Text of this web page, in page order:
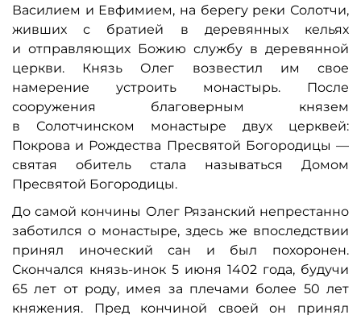
Василием и Евфимием, на берегу реки Солотчи,
живших с братией в деревянных кельях
и отправляющих Божию службу в деревянной
церкви. Князь Олег возвестил им свое
намерение устроить монастырь. После
сооружения благоверным князем
в Солотчинском монастыре двух церквей:
Покрова и Рождества Пресвятой Богородицы —
святая обитель стала называться Домом
Пресвятой Богородицы.
До самой кончины Олег Рязанский непрестанно
заботился о монастыре, здесь же впоследствии
принял иноческий сан и был похоронен.
Скончался князь-инок 5 июня 1402 года, будучи
65 лет от роду, имея за плечами более 50 лет
княжения. Пред кончиной своей он принял